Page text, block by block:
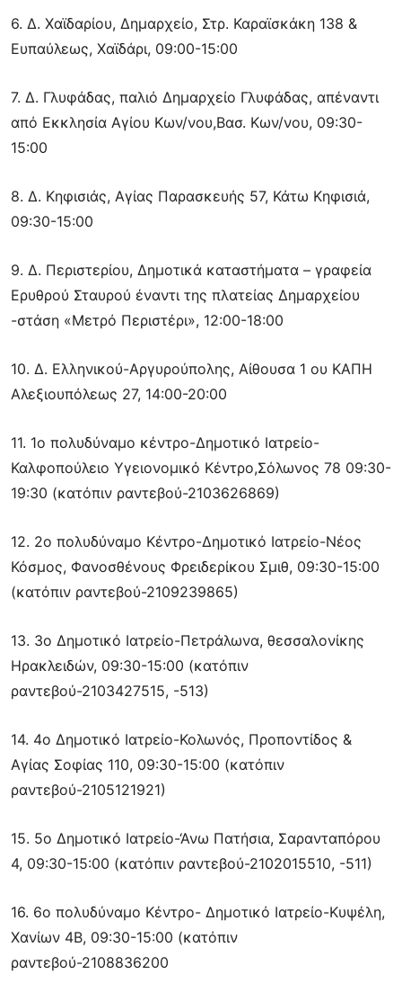
6. Δ. Χαϊδαρίου, Δημαρχείο, Στρ. Καραϊσκάκη 138 &
Ευπαύλεως, Χαϊδάρι, 09:00-15:00
7. Δ. Γλυφάδας, παλιό Δημαρχείο Γλυφάδας, απέναντι
από Εκκλησία Αγίου Κων/νου,Βασ. Κων/νου, 09:30-
15:00
8. Δ. Κηφισιάς, Αγίας Παρασκευής 57, Κάτω Κηφισιά,
09:30-15:00
9. Δ. Περιστερίου, Δημοτικά καταστήματα – γραφεία
Ερυθρού Σταυρού έναντι της πλατείας Δημαρχείου
-στάση «Μετρό Περιστέρι», 12:00-18:00
10. Δ. Ελληνικού-Αργυρούπολης, Αίθουσα 1 ου ΚΑΠΗ
Αλεξιουπόλεως 27, 14:00-20:00
11. 1ο πολυδύναμο κέντρο-Δημοτικό Ιατρείο-
Καλφοπούλειο Υγειονομικό Κέντρο,Σόλωνος 78 09:30-
19:30 (κατόπιν ραντεβού-2103626869)
12. 2ο πολυδύναμο Κέντρο-Δημοτικό Ιατρείο-Νέος
Κόσμος, Φανοσθένους Φρειδερίκου Σμιθ, 09:30-15:00
(κατόπιν ραντεβού-2109239865)
13. 3ο Δημοτικό Ιατρείο-Πετράλωνα, θεσσαλονίκης
Ηρακλειδών, 09:30-15:00 (κατόπιν
ραντεβού-2103427515, -513)
14. 4ο Δημοτικό Ιατρείο-Κολωνός, Προποντίδος &
Αγίας Σοφίας 110, 09:30-15:00 (κατόπιν
ραντεβού-2105121921)
15. 5ο Δημοτικό Ιατρείο-‘Ανω Πατήσια, Σαρανταπόρου
4, 09:30-15:00 (κατόπιν ραντεβού-2102015510, -511)
16. 6ο πολυδύναμο Κέντρο- Δημοτικό Ιατρείο-Κυψέλη,
Χανίων 4Β, 09:30-15:00 (κατόπιν
ραντεβού-2108836200